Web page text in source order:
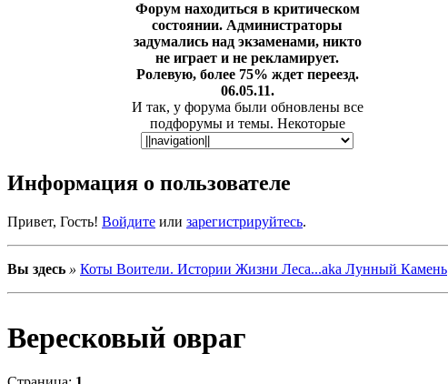
Форум находиться в критическом
состоянии. Администраторы
задумались над экзаменами, никто
не играет и не рекламирует.
Ролевую, более 75% ждет переезд.
06.05.11.
И так, у форума были обновлены все
подфорумы и темы. Некоторые
игровые локации были удалены, но
новость - мы были добавлены на сайт
нас могут узнать сотни
информацию вот в этой
Нам нужны активные участники,
Информация о пользователе
Привет, Гость! Войдите или зарегистрируйтесь.
Вы здесь » Коты Воители. Истории Жизни Леса...aka Лунный Камень
Вересковый овраг